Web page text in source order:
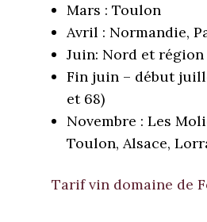
Mars : Toulon
Avril : Normandie,
Juin: Nord et
Fin juin – début
et 68)
Novembre : Les
Toulon, Alsace,
Tarif vin domaine de